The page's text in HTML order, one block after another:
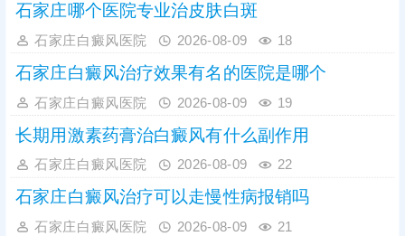
石家庄哪个医院专业治皮肤白斑
石家庄白癜风医院 2026-08-09 18
石家庄白癜风治疗效果有名的医院是哪个
石家庄白癜风医院 2026-08-09 19
长期用激素药膏治白癜风有什么副作用
石家庄白癜风医院 2026-08-09 22
石家庄白癜风治疗可以走慢性病报销吗
石家庄白癜风医院 2026-08-09 21